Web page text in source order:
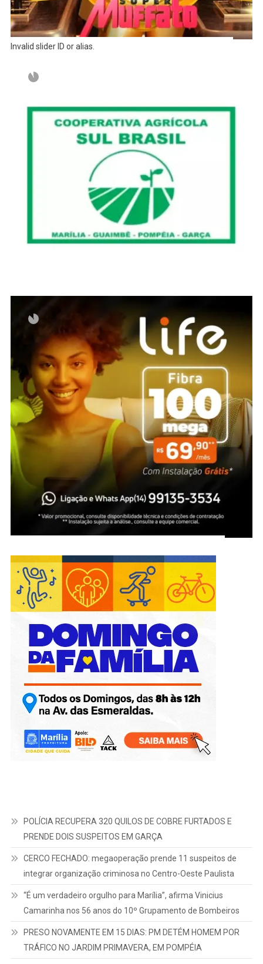
Invalid slider ID or alias.
POLÍCIA RECUPERA 320 QUILOS DE COBRE FURTADOS E
PRENDE DOIS SUSPEITOS EM GARÇA
CERCO FECHADO: megaoperação prende 11 suspeitos de
integrar organização criminosa no Centro-Oeste Paulista
“É um verdadeiro orgulho para Marília”, afirma Vinicius
Camarinha nos 56 anos do 10º Grupamento de Bombeiros
PRESO NOVAMENTE EM 15 DIAS: PM DETÉM HOMEM POR
TRÁFICO NO JARDIM PRIMAVERA, EM POMPÉIA